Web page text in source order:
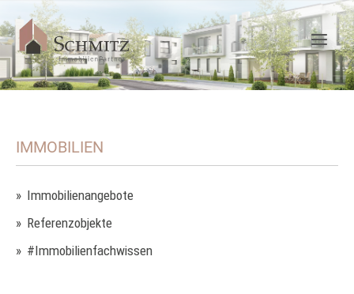
IMMOBILIEN
Immobilienangebote
Referenzobjekte
#Immobilienfachwissen